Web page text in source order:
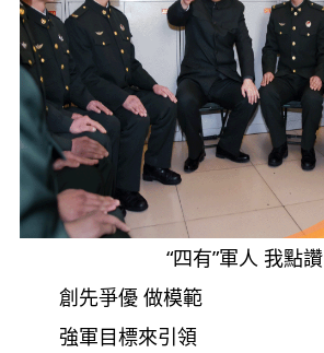
“四有”軍人 我點讚
創先爭優 做模範
強軍目標來引領